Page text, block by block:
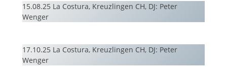
15.08.25 La Costura, Kreuzlingen CH, DJ: Peter
Wenger
17.10.25 La Costura, Kreuzlingen CH, DJ: Peter
Wenger